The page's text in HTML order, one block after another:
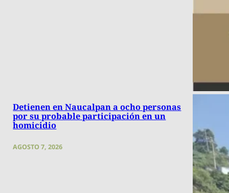
Detienen en Naucalpan a ocho personas
por su probable participación en un
homicidio
AGOSTO 7, 2026